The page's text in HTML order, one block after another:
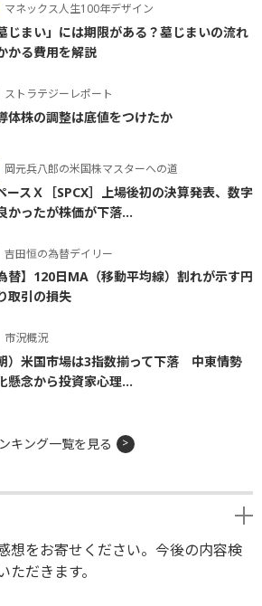
マネックス人生100年デザイン
墓じまい」には期限がある？墓じまいの流れ
かる費用を解説
ストラテジーレポート
体株の調整は底値をつけたか
岡元兵八郎の米国株マスターへの道
ースＸ［SPCX］上場後初の決算発表、数字
かったが株価が下落...
吉田恒の為替デイリー
為替】120日MA（移動平均線）割れが示す円
取引の損失
市況概況
朝）米国市場は3指数揃って下落 中東情勢
懸念から投資家心理...
キング一覧を見る
想をお寄せください。今後の内容検
だきます。